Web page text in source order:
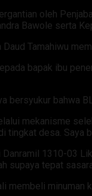
oleh
Bawole serta
Daud Tamahiwu
bapak ibu
bersyukur bahwa
mekanisme
tingkat desa. Saya
1310-03
supaya tepat
membeli